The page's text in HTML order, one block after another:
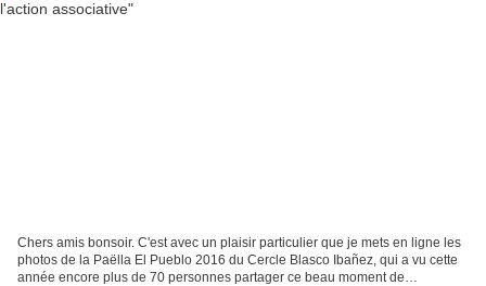
Chers amis bonsoir. C'est avec un plaisir particulier que je mets en ligne les
photos de la Paëlla El Pueblo 2016 du Cercle Blasco Ibañez, qui a vu cette
année encore plus de 70 personnes partager ce beau moment de